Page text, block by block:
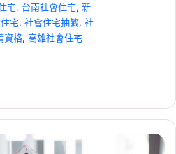
宅, 台南社會住宅, 新
宅, 社會住宅抽籤, 社
資格, 高雄社會住宅